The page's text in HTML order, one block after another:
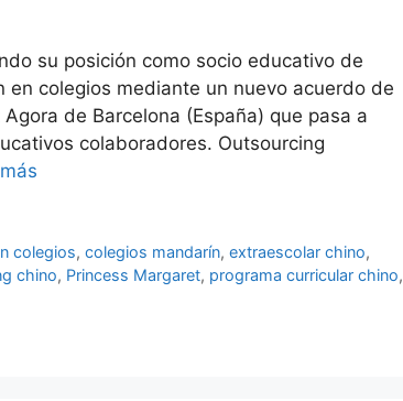
su posición como socio educativo de
colegios mediante un nuevo acuerdo de
de Barcelona (España) que pasa a
colaboradores. Outsourcing
colegios,colegios mandarín,extraescolar chino,
chino, Princess Margaret, programa curricular chino,